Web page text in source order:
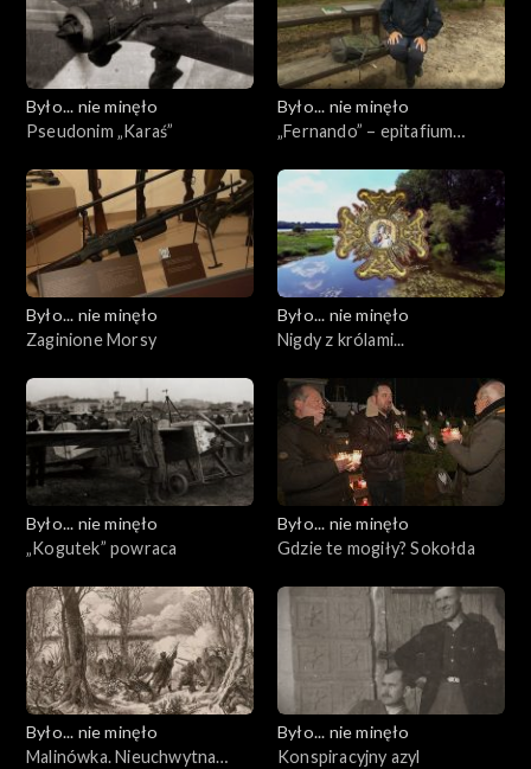
Było... nie minęło
Pseudonim „Karaś”
Było... nie minęło
„Fernando” – epitafium
Było... nie minęło
Zaginione Morsy
Było... nie minęło
Nigdy z królami...
Było... nie minęło
„Kogutek” powraca
Było... nie minęło
Gdzie te mogiły? Sokołda
Było... nie minęło
Malinówka. Nieuchwytna
Było... nie minęło
Konspiracyjny azyl